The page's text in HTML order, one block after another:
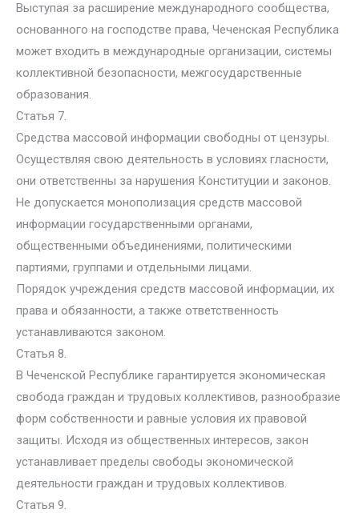
Выступая за расширение международного сообщества,
основанного на господстве права, Чеченская Республика
может входить в международные организации, системы
коллективной безопасности, межгосударственные
образования.
Статья 7.
Средства массовой информации свободны от цензуры.
Осуществляя свою деятельность в условиях гласности,
они ответственны за нарушения Конституции и законов.
Не допускается монополизация средств массовой
информации государственными органами,
общественными объединениями, политическими
партиями, группами и отдельными лицами.
Порядок учреждения средств массовой информации, их
права и обязанности, а также ответственность
устанавливаются законом.
Статья 8.
В Чеченской Республике гарантируется экономическая
свобода граждан и трудовых коллективов, разнообразие
форм собственности и равные условия их правовой
защиты. Исходя из общественных интересов, закон
устанавливает пределы свободы экономической
деятельности граждан и трудовых коллективов.
Статья 9.